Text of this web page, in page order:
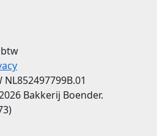
NL852497799B.01
Bakkerij Boender.